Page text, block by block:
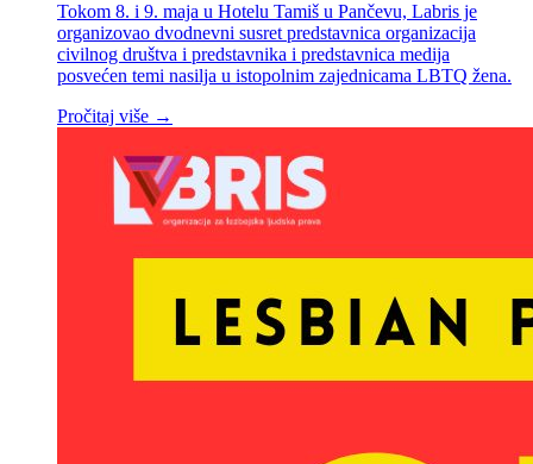
Tokom 8. i 9. maja u Hotelu Tamiš u Pančevu, Labris je
organizovao dvodnevni susret predstavnica organizacija
civilnog društva i predstavnika i predstavnica medija
posvećen temi nasilja u istopolnim zajednicama LBTQ žena.
Pročitaj više →